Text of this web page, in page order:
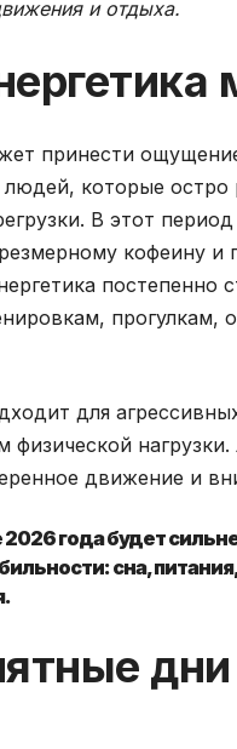
и отдыха.
принести
людей, которые
В этот
кофеину и
постепенно
для
физической
движение и
года будет
сна,